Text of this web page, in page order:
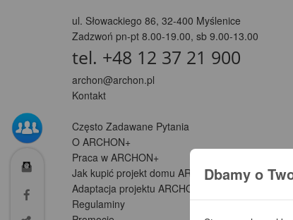
ul. Słowackiego 86, 32-400 Myślenice
Zadzwoń pn-pt 8.00-19.00, sb 9.00-13.00
tel. +48 12 37 21 900
archon@archon.pl
Kontakt
Często Zadawane Pytania
O ARCHON+
Praca w ARCHON+
Jak kupić projekt domu ARCHON+
Adaptacja projektu ARCHON+ (Partnerzy)
Regulaminy
Dbamy o